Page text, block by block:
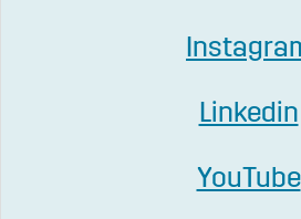
Linkedin
YouTube